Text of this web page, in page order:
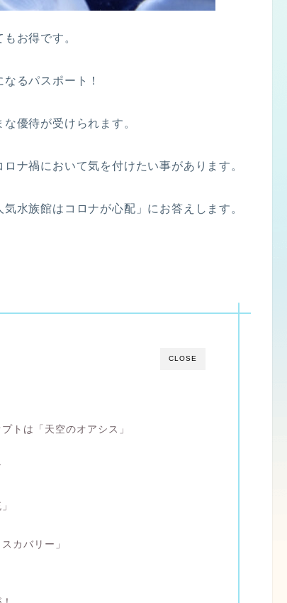
お得です。
るパスポート！
優待が受けられます。
ナ禍において気を付けたい事があります。
水族館はコロナが心配」にお答えします。
CLOSE
トは「天空のオアシス」
カバリー」